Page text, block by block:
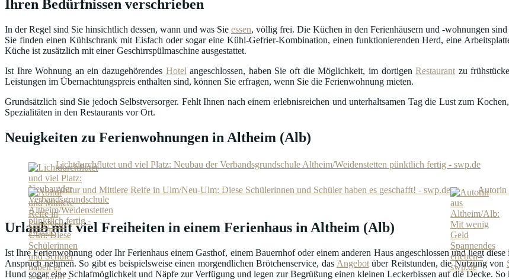
Ihren Bedürfnissen verschrieben
In der Regel sind Sie hinsichtlich dessen, wann und was Sie essen, völlig frei. Die Küchen in den Ferienhäusern und -wohnungen
Sie finden einen Kühlschrank mit Eisfach oder sogar eine Kühl-Gefrier-Kombination, einen funktionierenden Herd, eine
Küche ist zusätzlich mit einer Geschirrspülmaschine ausgestattet.
Ist Ihre Wohnung an ein dazugehörendes Hotel angeschlossen, haben Sie oft die Möglichkeit, im dortigenRestaurant zu
Leistungen im Übernachtungspreis enthalten sind, können Sie erfragen, wenn Sie die Ferienwohnung mieten.
Grundsätzlich sind Sie jedoch Selbstversorger. Fehlt Ihnen nach einem erlebnisreichen und unterhaltsamen Tag die Lust zum
Spezialitäten in den Restaurants vor Ort.
Neuigkeiten zu Ferienwohnungen in Altheim (Alb)
Lichtdurchflutet und viel Platz: Neubau der Verbandsgrundschule Altheim/Weidenstetten pünktlich fertig - swp.de
Abitur und Mittlere Reife in Ulm/Neu-Ulm: Diese Schülerinnen und Schüler haben es geschafft! - swp.de Autorin
Urlaub mit viel Freiheiten in einem Ferienhaus in Altheim (Alb)
Ist Ihre Ferienwohnung oder Ihr Ferienhaus einem Gasthof, einem Bauernhof oder einem anderen Haus angeschlossen und liegt
Anspruch nehmen. So gibt es beispielsweise einen morgendlichen Brötchenservice, das Angebotüber Reitstunden, die Nutzung von
Hund sogar eine Schlafmöglichkeit und Näpfe zur Verfügung und legen zur Begrüßung einen kleinen Leckerbissen auf die Decke.